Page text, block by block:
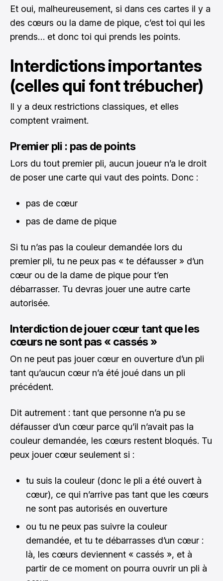
Et oui, malheureusement, si dans ces cartes il y a
des cœurs ou la dame de pique, c’est toi qui les
prends… et donc toi qui prends les points.
Interdictions importantes
(celles qui font trébucher)
Il y a deux restrictions classiques, et elles
comptent vraiment.
Premier pli : pas de points
Lors du tout premier pli, aucun joueur n’a le droit
de poser une carte qui vaut des points. Donc :
pas de cœur
pas de dame de pique
Si tu n’as pas la couleur demandée lors du
premier pli, tu ne peux pas « te défausser » d’un
cœur ou de la dame de pique pour t’en
débarrasser. Tu devras jouer une autre carte
autorisée.
Interdiction de jouer cœur tant que les
cœurs ne sont pas « cassés »
On ne peut pas jouer cœur en ouverture d’un pli
tant qu’aucun cœur n’a été joué dans un pli
précédent.
Dit autrement : tant que personne n’a pu se
défausser d’un cœur parce qu’il n’avait pas la
couleur demandée, les cœurs restent bloqués. Tu
peux jouer cœur seulement si :
tu suis la couleur (donc le pli a été ouvert à
cœur), ce qui n’arrive pas tant que les cœurs
ne sont pas autorisés en ouverture
ou tu ne peux pas suivre la couleur
demandée, et tu te débarrasses d’un cœur :
là, les cœurs deviennent « cassés », et à
partir de ce moment on pourra ouvrir un pli à